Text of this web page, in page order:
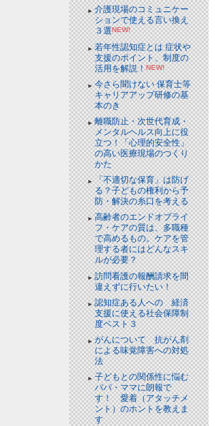
介護現場のコミュニケー
ションで使える言い換え
３選NEW!
若年性認知症とは 症状や
支援のポイント、制度の
活用を解説！NEW!
今さら聞けない 保育士等
キャリアアップ研修の基
本のき
離職防止・次世代育成・
メンタルヘルス向上に役
立つ！「心理的安全性」
の高い医療現場のつくり
かた
「不適切な保育」は防げ
る？子どもの権利から予
防・解決の糸口を考える
高齢者のエンドオブライ
フ・ケアの質は、多職種
で高めるもの。ケアを管
理する者にはどんなスキ
ルが必要？
訪問看護の報酬請求を間
違えずに行いたい！
認知症ある人への 経済
支援に使える社会保障制
度ベスト３
がんについて 抗がん剤
による味覚障害への対処
法
子どもとの関係性に悩む
パパ・ママに朗報で
す！ 愛着（アタッチメ
ント）のホントを教えま
す